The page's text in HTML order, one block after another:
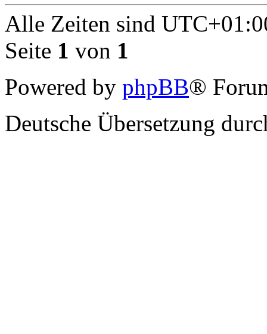
Alle Zeiten sind
Seite 1 von 1
Powered by phpBB®
Deutsche Übersetzung